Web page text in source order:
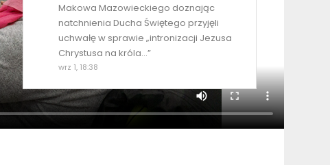
Makowa Mazowieckiego doznając
natchnienia Ducha Świętego przyjęli
uchwałę w sprawie „intronizacji Jezusa
Chrystusa na króla…”
wrz 1, 18:38